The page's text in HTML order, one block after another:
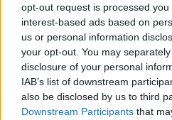
opt-out request is processed
interest-based ads based on
us or personal information
your opt-out. You may
disclosure of your personal
IAB’s list of downstream
also be disclosed by us to third
Downstream Participants that
ALTRE NOTIZIE DI